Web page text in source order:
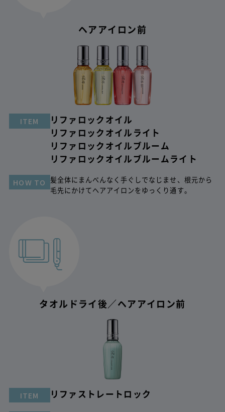
ヘアアイロン前
ITEM
リファロックオイル
リファロックオイルライト
リファロックオイルブルーム
リファロックオイルブルームライト
HOW TO
髪全体にまんべんなく手ぐしでなじませ、根元から
毛先にかけてヘアアイロンをゆっくり通す。
タオルドライ後／ヘアアイロン前
ITEM リファストレートロック
スタイリング時・外出先
ITEM
リファマエガミロック
リファボリュームロック
少量を指先にのばし、根元から立ち上げるように髪
になじませる。朝や外出時の使用も可能。
リファツヤロック
HOW TO
頭のはちの部分に、手ぐしで空気を含ませるように
軽くなじませ、コーミングで整えます。
タオルドライ後／ヘアアイロン前
ITEM リファストレートロック
クセやうねりが気になる箇所を中心になじませてド
まりのある髪に。
リファロックトリートメント
HOW TO 適量(２～３プッシュ)を手にとり、毛先を中心に髪
全体になじませる。
スタイリング時・外出先
ITEM
リファマエガミロック
リファボリュームロック
少量を指先にのばし、根元から立ち上げるように髪
になじませる。朝や外出時の使用も可能。